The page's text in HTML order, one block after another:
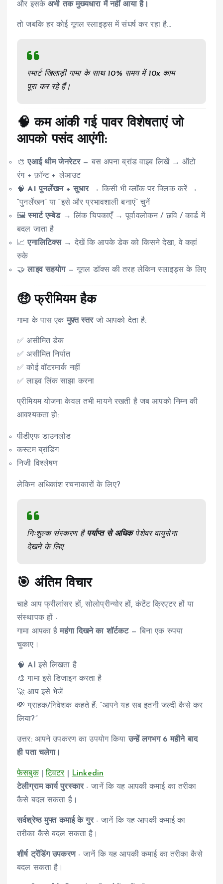
और इसकेअभी तक मुख्यधारा में नहीं आया है।
तो जबकि हर कोई गूगल स्लाइड्स में संघर्ष कर रहा है...
स्मार्ट खिलाड़ी गामा के साथ 10% समय में 10x काम
पूरा कर रहे हैं।
🧠 कम आंकी गई पावर विशेषताएं जो
आपको पसंद आएंगी:
🎨एआई थीम जेनरेटर— बस अपना ब्रांड वाइब लिखें → ऑटो
रंग + फ़ॉन्ट + लेआउट
🧠AI पुनर्लेखन + सुधार→ किसी भी ब्लॉक पर क्लिक करें →
“पुनर्लेखन” या “इसे और प्रभावशाली बनाएं” चुनें
🖼️स्मार्ट एम्बेड→ लिंक चिपकाएँ → पूर्वावलोकन / छवि / कार्ड में
बदल जाता है
📈एनालिटिक्स→ देखें कि आपके डेक को किसने देखा, वे कहां
रुके
🤝लाइव सहयोग— गूगल डॉक्स की तरह लेकिन स्लाइड्स के लिए
🤑 फ्रीमियम हैक
गामा के पास एकमुफ़्त स्तरजो आपको देता है:
✅ असीमित डेक
✅ असीमित निर्यात
✅ कोई वॉटरमार्क नहीं
✅ लाइव लिंक साझा करना
प्रीमियम योजना केवल तभी मायने रखती है जब आपको निम्न की
आवश्यकता हो:
पीडीएफ डाउनलोड
कस्टम ब्रांडिंग
निजी विश्लेषण
लेकिन अधिकांश रचनाकारों के लिए?
निःशुल्क संस्करण है पर्याप्त से अधिकपेशेवर वायुसेना
देखने के लिए.
🎯 अंतिम विचार
चाहे आप फ्रीलांसर हों, सोलोप्रीन्योर हों, कंटेंट क्रिएटर हों या
संस्थापक हों -
गामा आपका हैमहंगा दिखने का शॉर्टकट— बिना एक रुपया
चुकाए।
🧠 AI इसे लिखता है
🎨 गामा इसे डिजाइन करता है
🚀 आप इसे भेजें
💸 ग्राहक/निवेशक कहते हैं: “आपने यह सब इतनी जल्दी कैसे कर
लिया?”
उत्तर: आपने उपकरण का उपयोग कियाउन्हें लगभग 6 महीने बाद
ही पता चलेगा।
फेसबुक|ट्विटर|
Linkedin
टेलीग्राम कार्य पुरस्कार- जानें कि यह आपकी कमाई का तरीका
कैसे बदल सकता है।
सर्वश्रेष्ठ मुफ्त कमाई के गुर- जानें कि यह आपकी कमाई का
तरीका कैसे बदल सकता है।
शीर्ष ट्रेंडिंग उपकरण- जानें कि यह आपकी कमाई का तरीका कैसे
बदल सकता है।